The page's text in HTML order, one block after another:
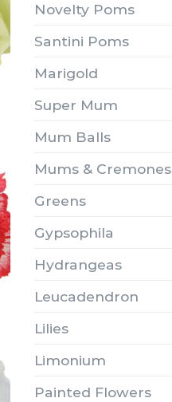
Novelty Poms
Santini Poms
Marigold
Super Mum
Mum Balls
Mums & Cremones
Greens
Gypsophila
Hydrangeas
Leucadendron
Lilies
Limonium
Painted Flowers